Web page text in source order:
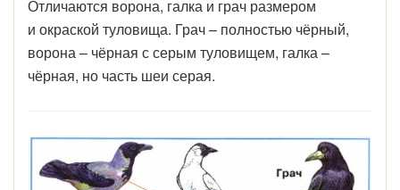
Отличаются ворона, галка и грач размером
и окраской туловища. Грач – полностью чёрный,
ворона – чёрная с серым туловищем, галка –
чёрная, но часть шеи серая.